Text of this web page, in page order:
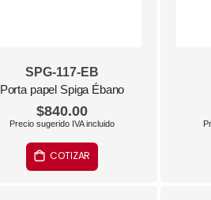
SPG-117-EB
Porta papel Spiga Ébano
$840.00
COTIZAR